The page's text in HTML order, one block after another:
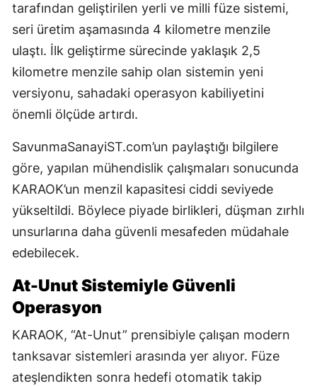
tarafından geliştirilen yerli ve milli füze sistemi,
seri üretim aşamasında 4 kilometre menzile
ulaştı. İlk geliştirme sürecinde yaklaşık 2,5
kilometre menzile sahip olan sistemin yeni
versiyonu, sahadaki operasyon kabiliyetini
önemli ölçüde artırdı.
SavunmaSanayiST.com’un paylaştığı bilgilere
göre, yapılan mühendislik çalışmaları sonucunda
KARAOK’un menzil kapasitesi ciddi seviyede
yükseltildi. Böylece piyade birlikleri, düşman zırhlı
unsurlarına daha güvenli mesafeden müdahale
edebilecek.
At-Unut Sistemiyle Güvenli
Operasyon
KARAOK, “At-Unut” prensibiyle çalışan modern
tanksavar sistemleri arasında yer alıyor. Füze
ateşlendikten sonra hedefi otomatik takip